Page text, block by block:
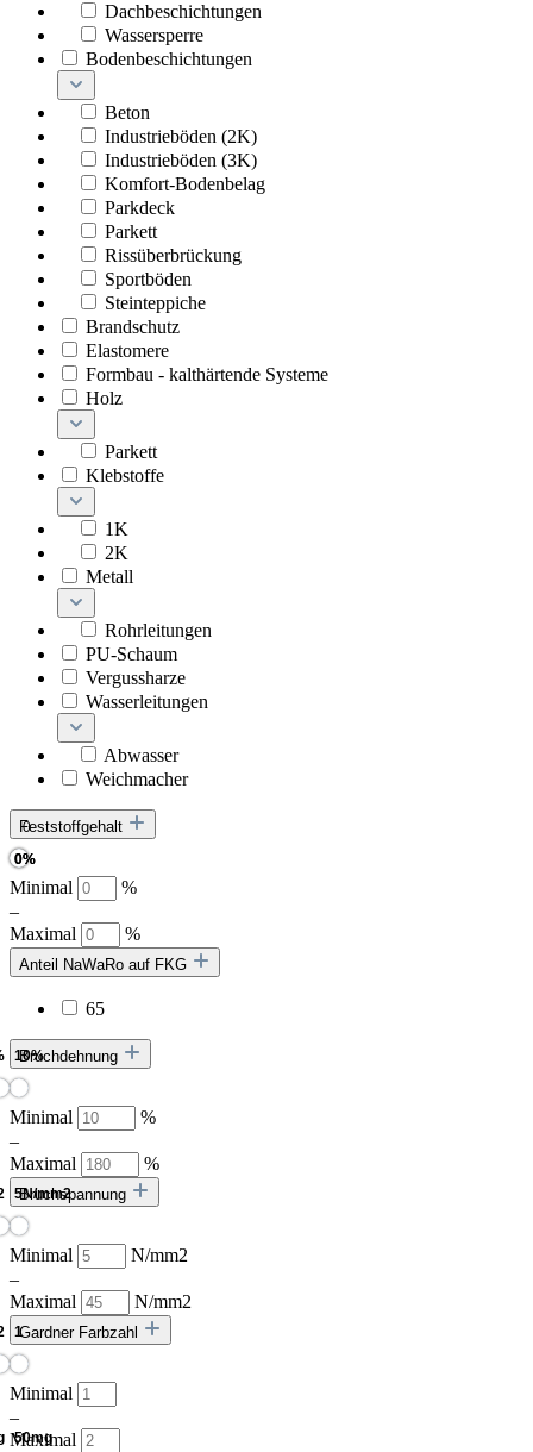
Dachbeschichtungen
Wassersperre
Bodenbeschichtungen
Beton
Industrieböden (2K)
Industrieböden (3K)
Komfort-Bodenbelag
Parkdeck
Parkett
Rissüberbrückung
Sportböden
Steinteppiche
Brandschutz
Elastomere
Formbau - kalthärtende Systeme
Holz
Parkett
Klebstoffe
1K
2K
Metall
Rohrleitungen
PU-Schaum
Vergussharze
Wasserleitungen
Abwasser
Weichmacher
Feststoffgehalt
Minimal
%
–
Maximal
%
Anteil NaWaRo auf FKG
65
Bruchdehnung
Minimal
%
–
Maximal
%
Bruchspannung
Minimal
N/mm2
–
Maximal
N/mm2
Gardner Farbzahl
Minimal
–
Maximal